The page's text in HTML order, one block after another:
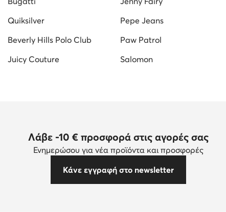
γυαλια ηλιου guess παντοφλεσ για αγορια
Quiksilver Pepe Jeans
Beverly Hills Polo Club Paw Patrol
Juicy Couture Salomon
Λάβε -10 € προσφορά στις αγορές σας
Ενημερώσου για νέα προϊόντα και προσφορές
Κάνε εγγραφή στο newsletter